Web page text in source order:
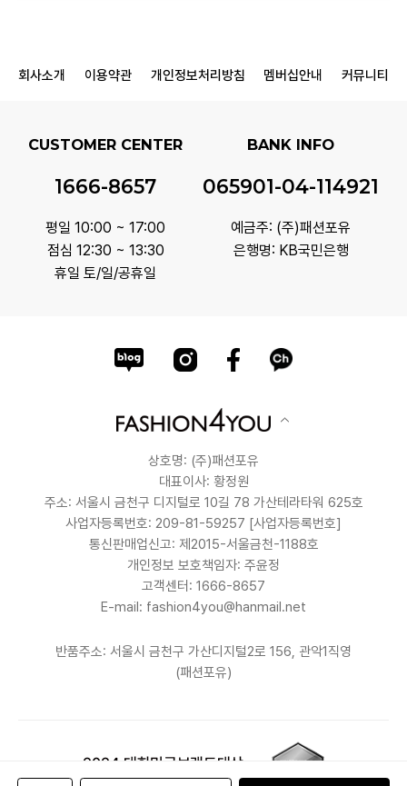
회사소개 이용약관 개인정보처리방침 멤버십안내 커뮤니티
CUSTOMER CENTER
1666-8657
평일 10:00 ~ 17:00
점심 12:30 ~ 13:30
휴일 토/일/공휴일
BANK INFO
065901-04-114921
예금주: (주)패션포유
은행명: KB국민은행
상호명: (주)패션포유
대표이사: 황정원
주소: 서울시 금천구 디지털로 10길 78 가산테라타워 625호
사업자등록번호: 209-81-59257 [사업자등록번호]
통신판매업신고: 제2015-서울금천-1188호
개인정보 보호책임자: 주윤정
고객센터: 1666-8657
E-mail: fashion4you@hanmail.net
반품주소: 서울시 금천구 가산디지털2로 156, 관악1직영
(패션포유)